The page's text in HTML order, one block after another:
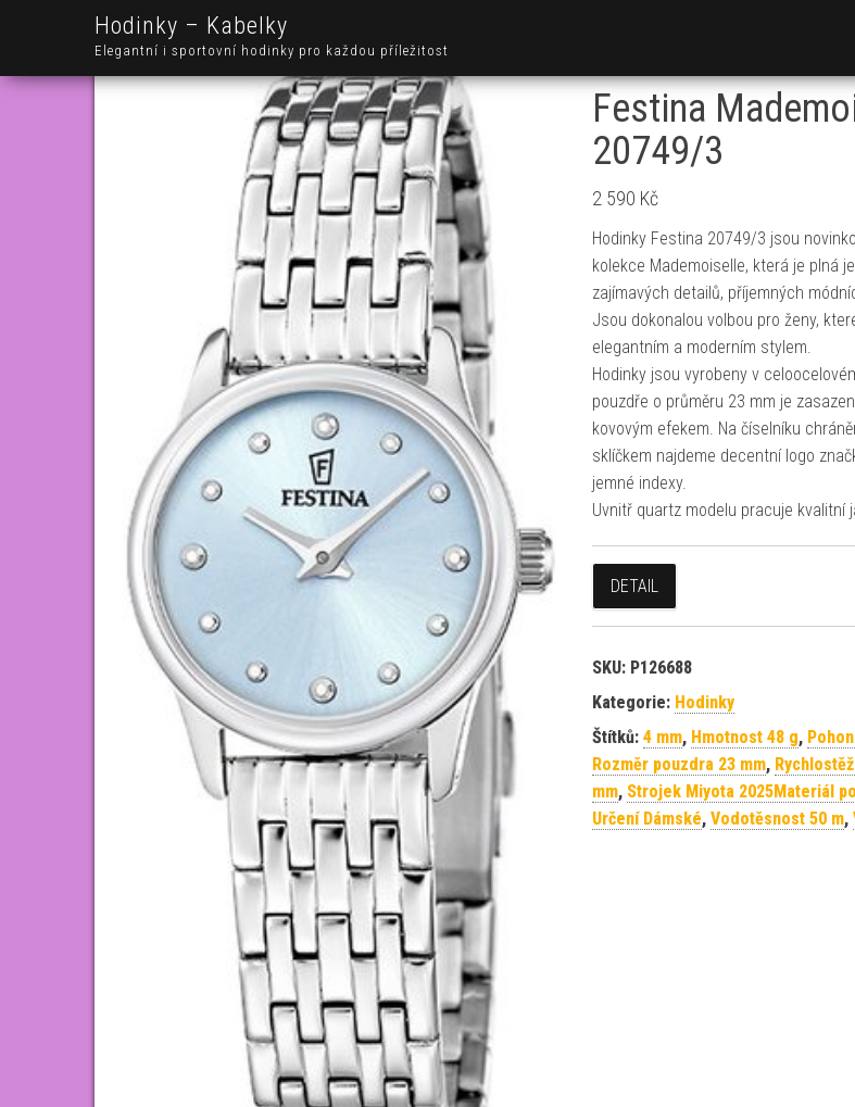
Hodinky – Kabelky
Elegantní i sportovní hodinky pro každou příležitost
Festina
20749/3
2 590 Kč
Hodinky Festina 20749/3 jsou
kolekce Mademoiselle, která je plná
zajímavých detailů, příjemných
Jsou dokonalou volbou pro ženy,
elegantním a moderním stylem.
Hodinky jsou vyrobeny v
pouzdře o průměru 23 mm je
kovovým efekem. Na číselníku
sklíčkem najdeme decentní logo
jemné indexy.
Uvnitř quartz modelu pracuje kvalitní
DETAIL
SKU: P126688
Kategorie: Hodinky
Štítků: 4 mm, Hmotnost 48 g,
Rozměr pouzdra 23 mm,
mm, Strojek Miyota 2025Materiál
Určení Dámské, Vodotěsnost 50 m,